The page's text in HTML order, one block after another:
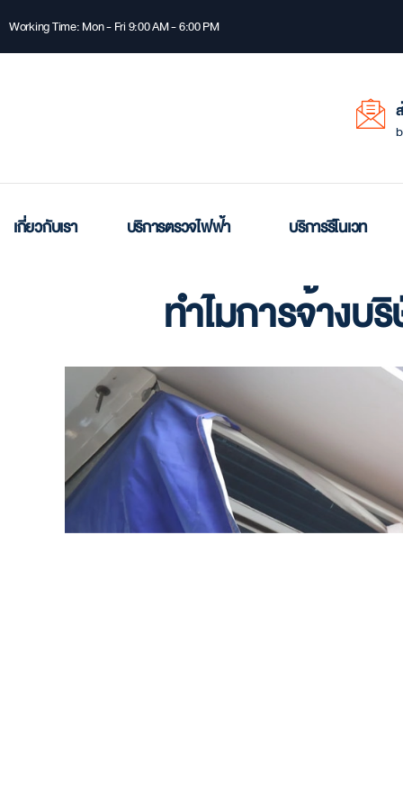
Working Time: Mon - Fri 9:00 AM - 6:00 PM
เกี่ยวกับเรา บริการตรวจไฟฟ้า บริการรีโนเวท
ทำไมการจ้างบ